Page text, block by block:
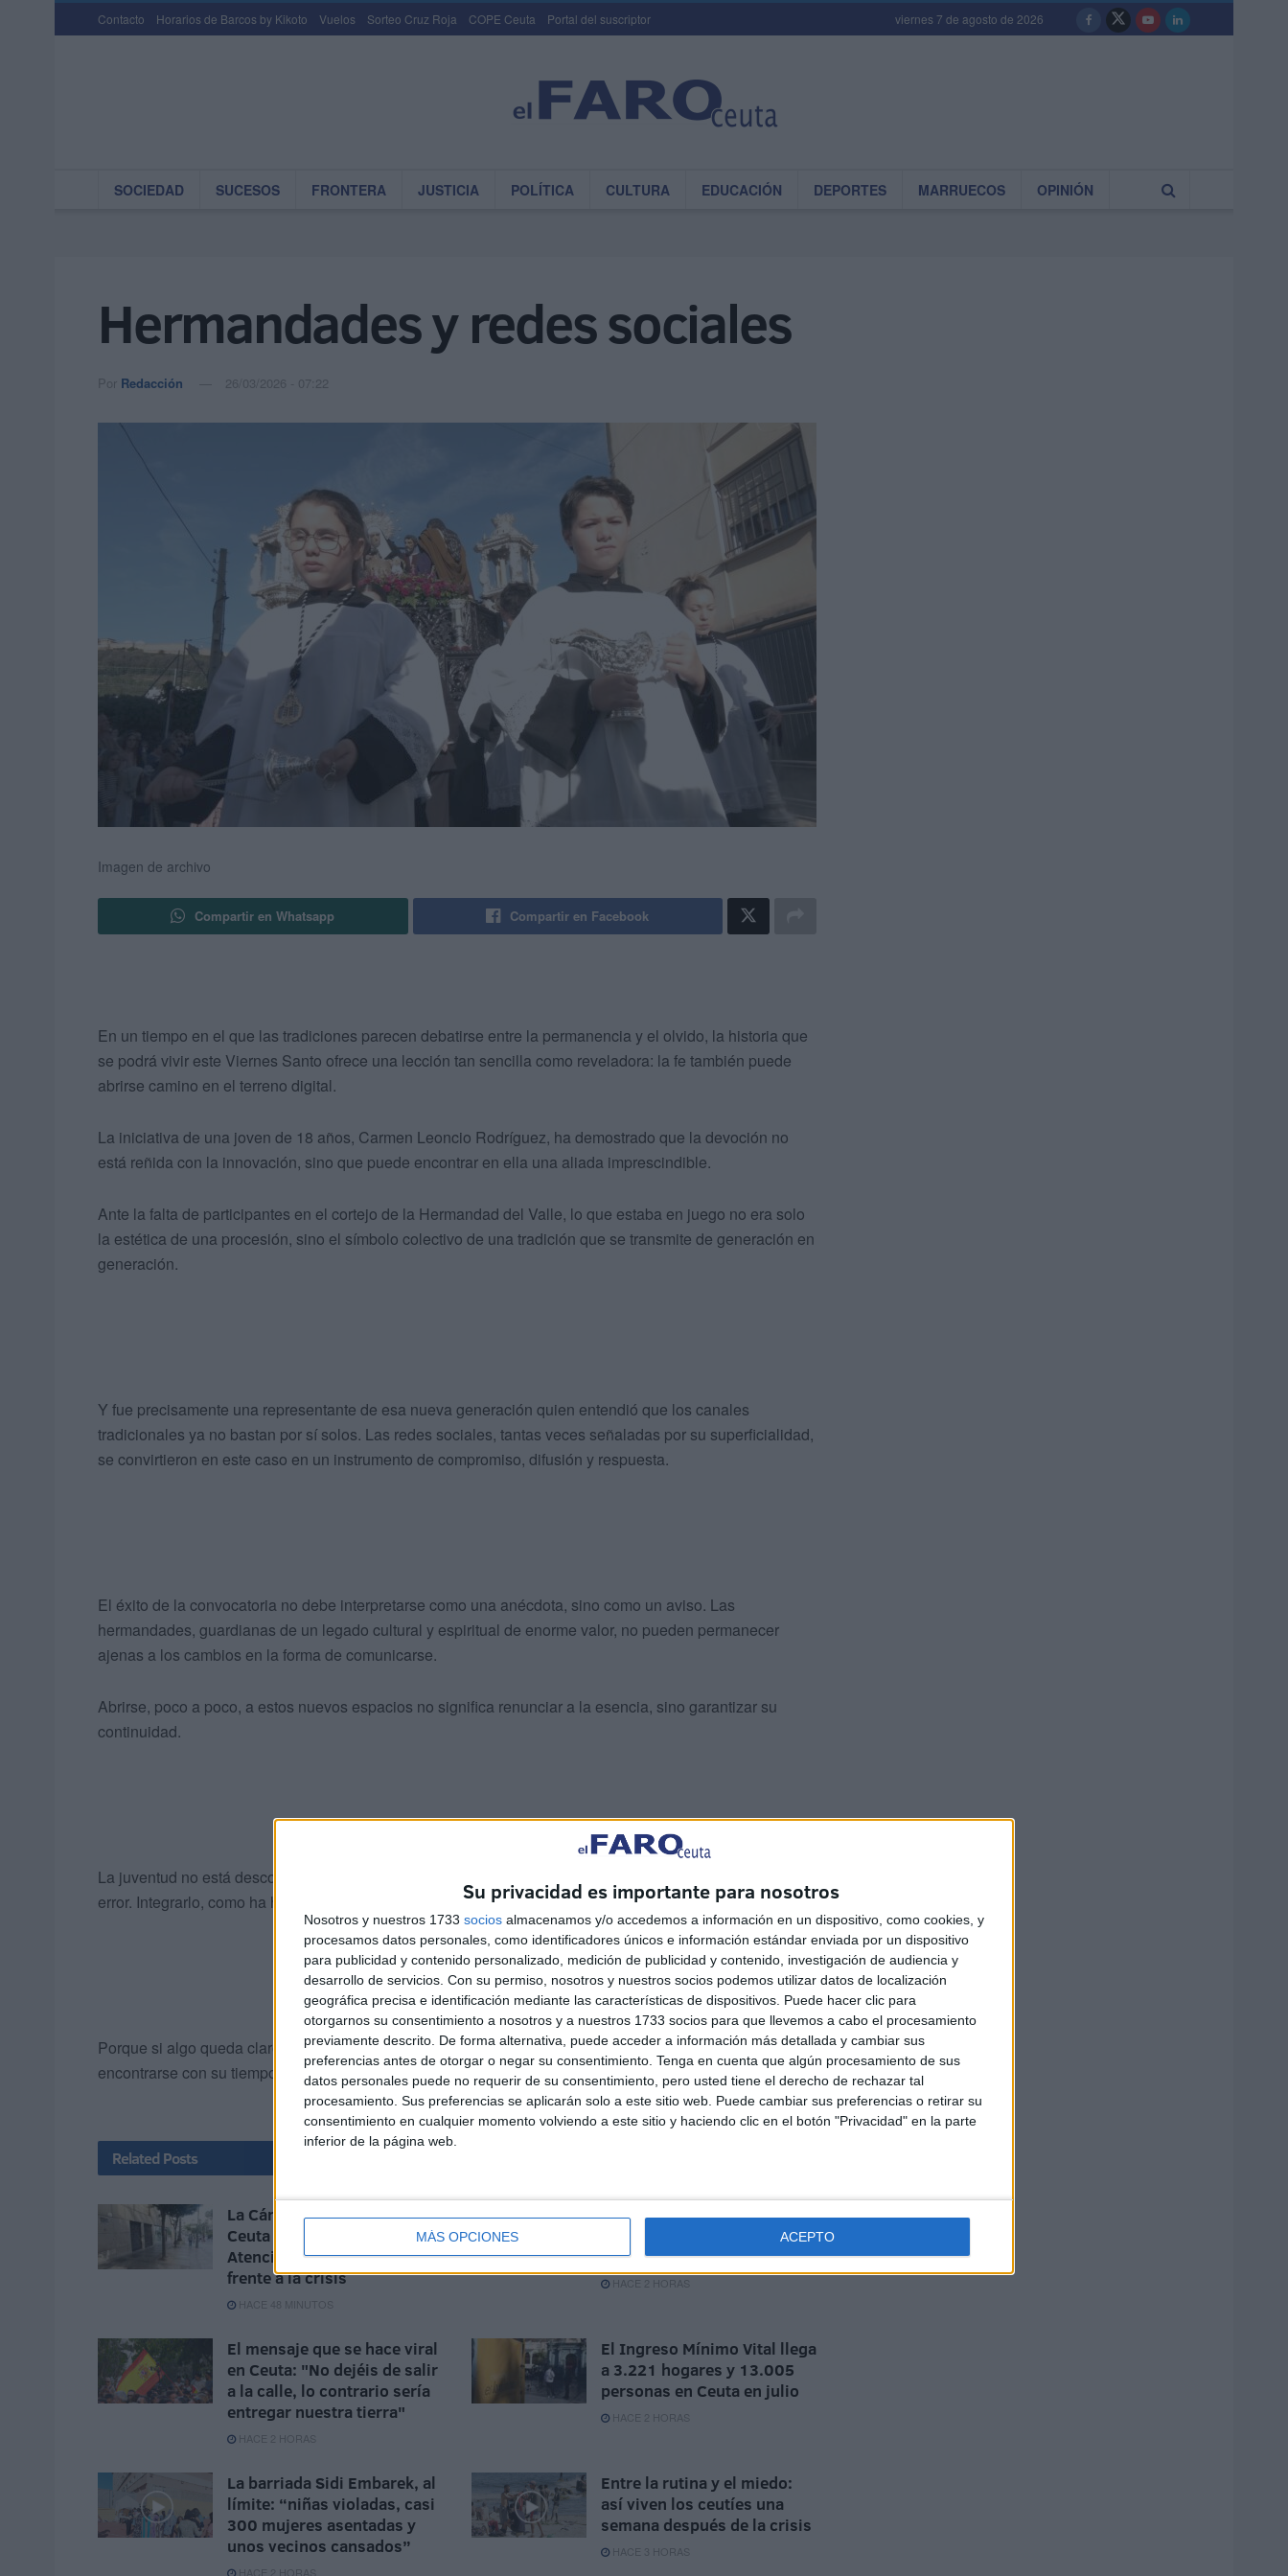
Su privacidad es importante para nosotros
Nosotros y nuestros 1733 socios almacenamos y/o accedemos a información en un dispositivo, como cookies, y
procesamos datos personales, como identificadores únicos e información estándar enviada por un dispositivo
para publicidad y contenido personalizado, medición de publicidad y contenido, investigación de audiencia y
desarrollo de servicios. Con su permiso, nosotros y nuestros socios podemos utilizar datos de localización
geográfica precisa e identificación mediante las características de dispositivos. Puede hacer clic para
otorgarnos su consentimiento a nosotros y a nuestros 1733 socios para que llevemos a cabo el procesamiento
previamente descrito. De forma alternativa, puede acceder a información más detallada y cambiar sus
preferencias antes de otorgar o negar su consentimiento. Tenga en cuenta que algún procesamiento de sus
datos personales puede no requerir de su consentimiento, pero usted tiene el derecho de rechazar tal
procesamiento. Sus preferencias se aplicarán solo a este sitio web. Puede cambiar sus preferencias o retirar su
consentimiento en cualquier momento volviendo a este sitio y haciendo clic en el botón "Privacidad" en la parte
inferior de la página web.
MÁS OPCIONES ACEPTO
Contacto Horarios de Barcos by Kikoto Vuelos Sorteo Cruz Roja COPE Ceuta Portal del suscriptor viernes 7 de agosto de 2026
SOCIEDAD SUCESOS FRONTERA JUSTICIA POLÍTICA CULTURA EDUCACIÓN DEPORTES MARRUECOS OPINIÓN
Hermandades y redes sociales
Por Redacción 26/03/2026 - 07:22
Imagen de archivo
Compartir en Whatsapp Compartir en Facebook
En un tiempo en el que las tradiciones parecen debatirse entre la permanencia y el olvido, la historia que
se podrá vivir este Viernes Santo ofrece una lección tan sencilla como reveladora: la fe también puede
abrirse camino en el terreno digital.
La iniciativa de una joven de 18 años, Carmen Leoncio Rodríguez, ha demostrado que la devoción no
está reñida con la innovación, sino que puede encontrar en ella una aliada imprescindible.
Ante la falta de participantes en el cortejo de la Hermandad del Valle, lo que estaba en juego no era solo
la estética de una procesión, sino el símbolo colectivo de una tradición que se transmite de generación en
generación.
Y fue precisamente una representante de esa nueva generación quien entendió que los canales
tradicionales ya no bastan por sí solos. Las redes sociales, tantas veces señaladas por su superficialidad,
se convirtieron en este caso en un instrumento de compromiso, difusión y respuesta.
El éxito de la convocatoria no debe interpretarse como una anécdota, sino como un aviso. Las
hermandades, guardianas de un legado cultural y espiritual de enorme valor, no pueden permanecer
ajenas a los cambios en la forma de comunicarse.
Abrirse, poco a poco, a estos nuevos espacios no significa renunciar a la esencia, sino garantizar su
continuidad.
La juventud no está desconectada de la tradición; simplemente habla otro lenguaje. Ignorarlo sería un
error. Integrarlo, como ha hecho Carmen, es asegurar el futuro.
Porque si algo queda claro tras este episodio es que la tradición, para seguir viva, debe saber
encontrarse con su tiempo.
Related Posts
La Cámara de Comercio de
Ceuta crea la Oficina de
Atención al Empresario
frente a la crisis
HACE 48 MINUTOS
La Guardia Civil localiza el
cadáver de un varón en la
almadrabeta del Recinto
HACE 2 HORAS
El mensaje que se hace viral
en Ceuta: "No dejéis de salir
a la calle, lo contrario sería
entregar nuestra tierra"
HACE 2 HORAS
El Ingreso Mínimo Vital llega
a 3.221 hogares y 13.005
personas en Ceuta en julio
HACE 2 HORAS
La barriada Sidi Embarek, al
límite: “niñas violadas, casi
300 mujeres asentadas y
unos vecinos cansados”
HACE 2 HORAS
Entre la rutina y el miedo:
así viven los ceutíes una
semana después de la crisis
HACE 3 HORAS